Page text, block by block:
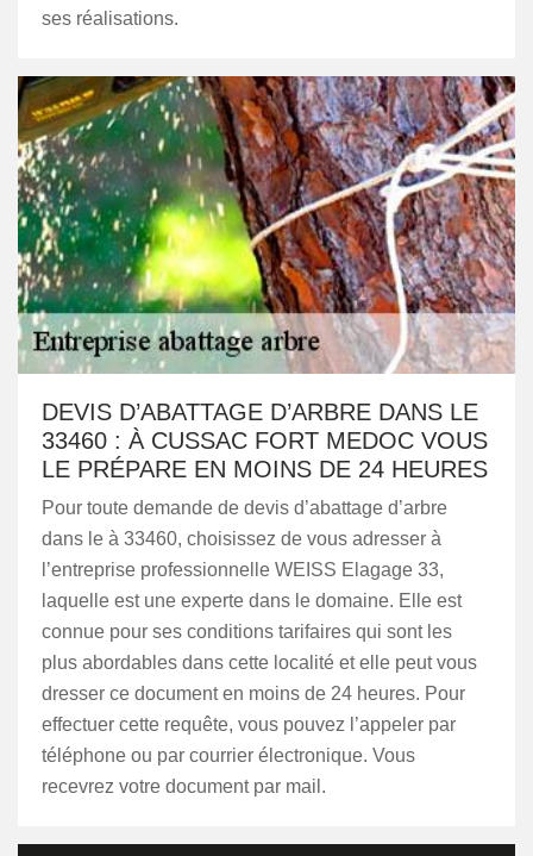
ses réalisations.
DEVIS D’ABATTAGE D’ARBRE DANS LE
33460 : À CUSSAC FORT MEDOC VOUS
LE PRÉPARE EN MOINS DE 24 HEURES
Pour toute demande de devis d’abattage d’arbre
dans le à 33460, choisissez de vous adresser à
l’entreprise professionnelle WEISS Elagage 33,
laquelle est une experte dans le domaine. Elle est
connue pour ses conditions tarifaires qui sont les
plus abordables dans cette localité et elle peut vous
dresser ce document en moins de 24 heures. Pour
effectuer cette requête, vous pouvez l’appeler par
téléphone ou par courrier électronique. Vous
recevrez votre document par mail.